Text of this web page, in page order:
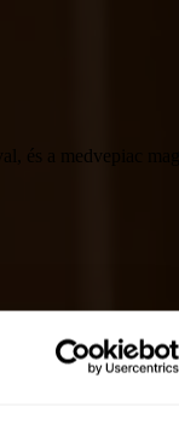
és a medvepiac